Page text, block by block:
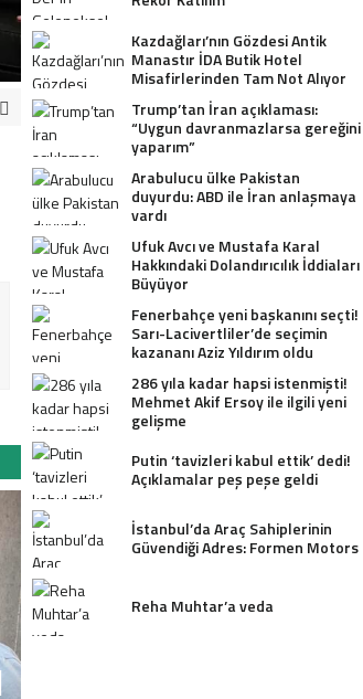
KAZDAĞLARI’NIN
HOTEL
Kazdağları’nın Gözdesi Antik
Manastır İDA Butik Hotel
Misafirlerinden Tam Not Alıyor
Trump’tan İran açıklaması:
“Uygun davranmazlarsa gereğini
yaparım”
Arabulucu ülke Pakistan
duyurdu: ABD ile İran anlaşmaya
vardı
Ufuk Avcı ve Mustafa Karal
Hakkındaki Dolandırıcılık İddiaları
Büyüyor
Fenerbahçe yeni başkanını seçti!
Sarı-Lacivertliler’de seçimin
kazananı Aziz Yıldırım oldu
286 yıla kadar hapsi istenmişti!
Mehmet Akif Ersoy ile ilgili yeni
gelişme
Putin ‘tavizleri kabul ettik’ dedi!
Açıklamalar peş peşe geldi
İstanbul’da Araç Sahiplerinin
Güvendiği Adres: Formen Motors
Reha Muhtar’a veda